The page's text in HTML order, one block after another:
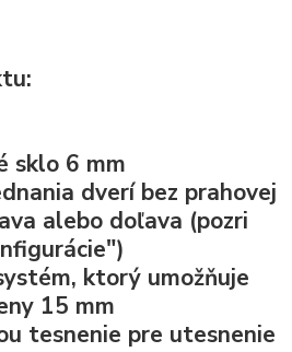
sklo 6 mm
dverí bez prahovej
alebo doľava (pozri
ktorý umožňuje
15 mm
tesnenie pre utesnenie